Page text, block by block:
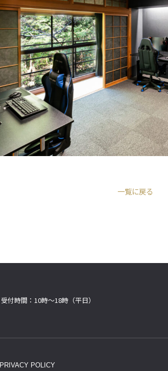
一覧に戻る
受付時間：10時〜18時（平日）
PRIVACY POLICY